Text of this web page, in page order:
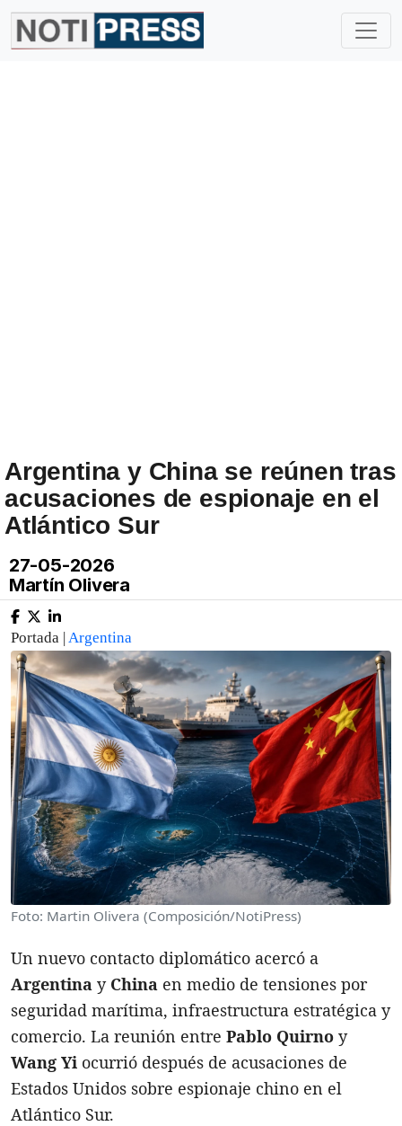
Argentina y China se reúnen tras
acusaciones de espionaje en el
Atlántico Sur
27-05-2026
Martín Olivera
Portada |Argentina
Foto: Martin Olivera (Composición/NotiPress)
Un nuevo contacto diplomático acercó a
Argentina y China en medio de tensiones por
seguridad marítima, infraestructura estratégica y
comercio. La reunión entre Pablo Quirno y
Wang Yi ocurrió después de acusaciones de
Estados Unidos sobre espionaje chino en el
Atlántico Sur.